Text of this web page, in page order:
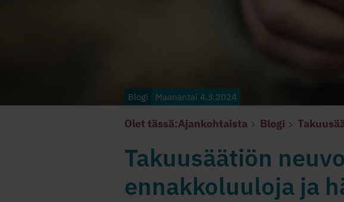
Blogi Maanantai 4.3.2024
Olet tässä:Ajankohtaista Blogi
Takuusäätiön
ennakkoluuloja ja